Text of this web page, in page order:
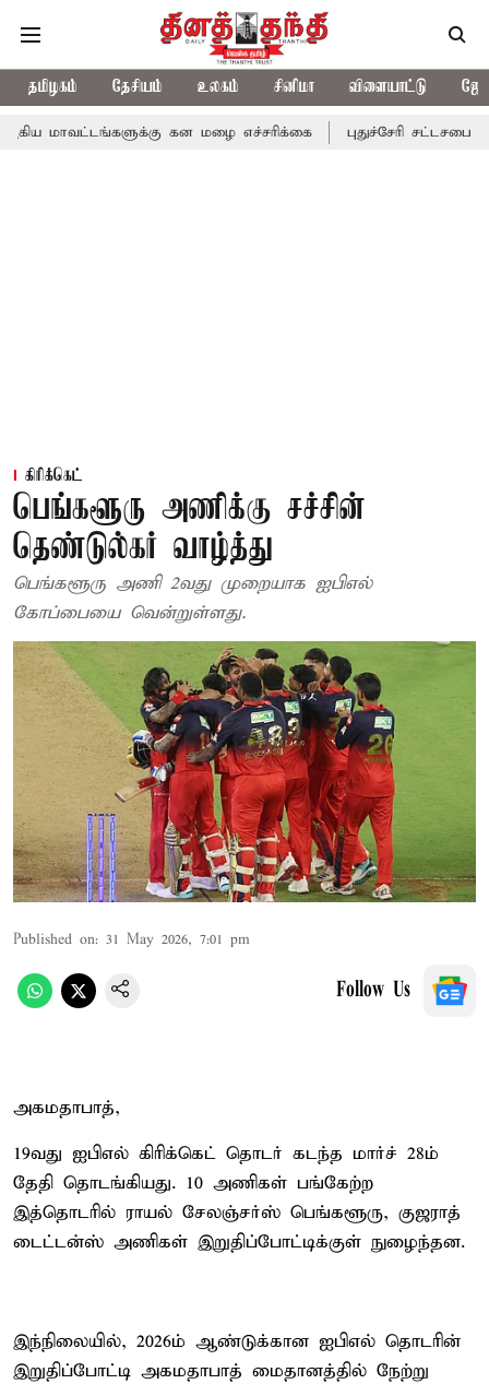
தமிழகம் தேசியம் உலகம் சினிமா விளையாட்டு
கன மழை எச்சரிக்கை புதுச்சேரி சட்டசபையில் வரும்
கிரிக்கெட்
பெங்களூரு அணிக்கு சச்சின்
தெண்டுல்கர் வாழ்த்து
பெங்களூரு அணி 2வது முறையாக ஐபிஎல்
கோப்பையை வென்றுள்ளது.
Published on: 31 May 2026, 7:01 pm
Follow Us
அகமதாபாத்,
19வது ஐபிஎல் கிரிக்கெட் தொடர் கடந்த மார்ச் 28ம்
தேதி தொடங்கியது. 10 அணிகள் பங்கேற்ற
இத்தொடரில் ராயல் சேலஞ்சர்ஸ் பெங்களூரு, குஜராத்
டைட்டன்ஸ் அணிகள் இறுதிப்போட்டிக்குள் நுழைந்தன.
இந்நிலையில், 2026ம் ஆண்டுக்கான ஐபிஎல் தொடரின்
இறுதிப்போட்டி அகமதாபாத் மைதானத்தில் நேற்று